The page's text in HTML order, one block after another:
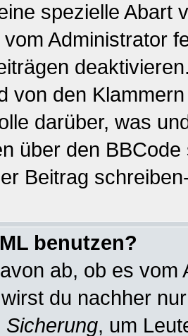
spezielle Abart
Administrator
von den
darüber, was
über den
Beitrag
benutzen?
ab, ob es
du nachher
Sicherung, um